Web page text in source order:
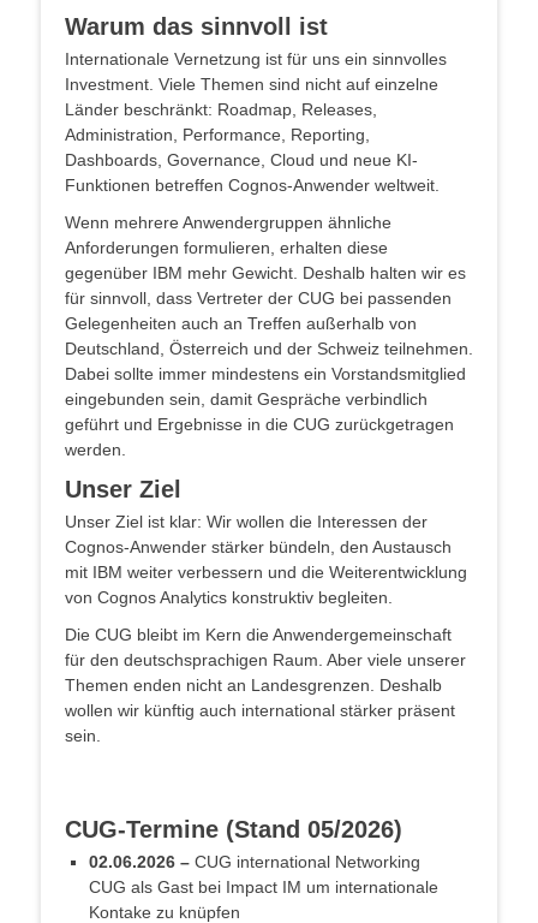
Warum das sinnvoll ist
Internationale Vernetzung ist für uns ein sinnvolles
Investment. Viele Themen sind nicht auf einzelne
Länder beschränkt: Roadmap, Releases,
Administration, Performance, Reporting,
Dashboards, Governance, Cloud und neue KI-
Funktionen betreffen Cognos-Anwender weltweit.
Wenn mehrere Anwendergruppen ähnliche
Anforderungen formulieren, erhalten diese
gegenüber IBM mehr Gewicht. Deshalb halten wir es
für sinnvoll, dass Vertreter der CUG bei passenden
Gelegenheiten auch an Treffen außerhalb von
Deutschland, Österreich und der Schweiz teilnehmen.
Dabei sollte immer mindestens ein Vorstandsmitglied
eingebunden sein, damit Gespräche verbindlich
geführt und Ergebnisse in die CUG zurückgetragen
werden.
Unser Ziel
Unser Ziel ist klar: Wir wollen die Interessen der
Cognos-Anwender stärker bündeln, den Austausch
mit IBM weiter verbessern und die Weiterentwicklung
von Cognos Analytics konstruktiv begleiten.
Die CUG bleibt im Kern die Anwendergemeinschaft
für den deutschsprachigen Raum. Aber viele unserer
Themen enden nicht an Landesgrenzen. Deshalb
wollen wir künftig auch international stärker präsent
sein.
CUG-Termine (Stand 05/2026)
02.06.2026 – CUG international Networking
CUG als Gast bei Impact IM um internationale
Kontake zu knüpfen